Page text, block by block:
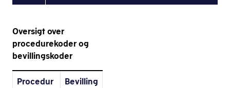
Oversigt over
procedurekoder og
bevillingskoder
Procedur
Bevilling